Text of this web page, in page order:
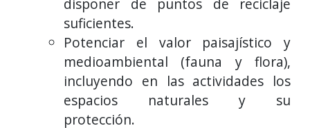
disponer de puntos de reciclaje
suficientes.
Potenciar el valor paisajístico y
medioambiental (fauna y flora),
incluyendo en las actividades los
espacios naturales y su
protección.